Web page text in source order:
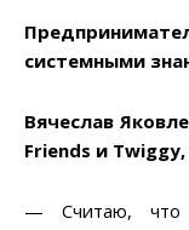
системными
Вячеслав
Friends и
— Считаю, что